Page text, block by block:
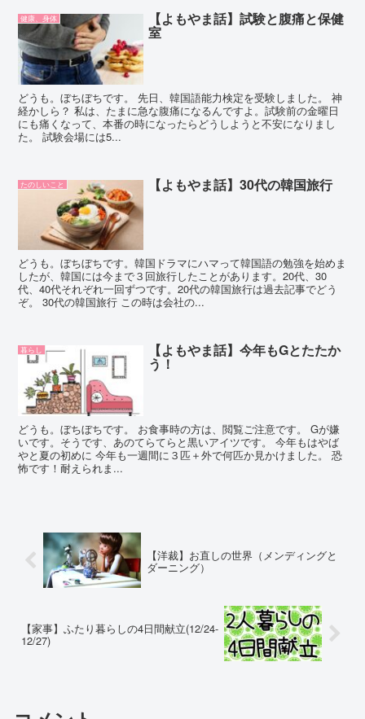
健康、身体 【よもやま話】試験と腹痛と保健
室
どうも。ぼちぼちです。 先日、韓国語能力検定を受験しました。 神
経かしら？ 私は、たまに急な腹痛になるんですよ。試験前の金曜日
にも痛くなって、本番の時になったらどうしようと不安になりまし
た。 試験会場には5...
たのしいこと 【よもやま話】30代の韓国旅行
どうも。ぼちぼちです。韓国ドラマにハマって韓国語の勉強を始めま
したが、韓国には今まで３回旅行したことがあります。20代、30
代、40代それぞれ一回ずつです。20代の韓国旅行は過去記事でどう
ぞ。 30代の韓国旅行 この時は会社の...
暮らし 【よもやま話】今年もGとたたか
う！
どうも。ぼちぼちです。 お食事時の方は、閲覧ご注意です。 Gが嫌
いです。そうです、あのてらてらと黒いアイツです。 今年もはやば
やと夏の初めに 今年も一週間に３匹＋外で何匹か見かけました。 恐
怖です！耐えられま...
【洋裁】お直しの世界（メンディングと
ダーニング）
【家事】ふたり暮らしの4日間献立(12/24-
12/27)